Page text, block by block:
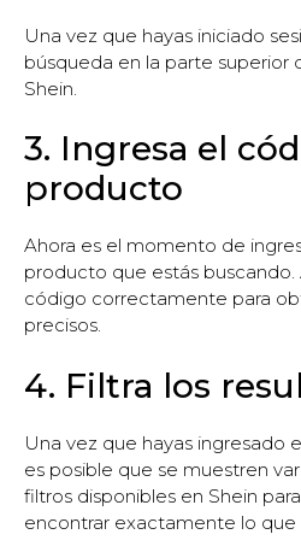
Una vez que hayas iniciado
búsqueda en la parte superior
Shein.
3. Ingresa el
producto
Ahora es el momento de
producto que estás buscando.
código correctamente para
precisos.
4. Filtra los
Una vez que hayas ingresado
es posible que se muestren
filtros disponibles en Shein
encontrar exactamente lo que